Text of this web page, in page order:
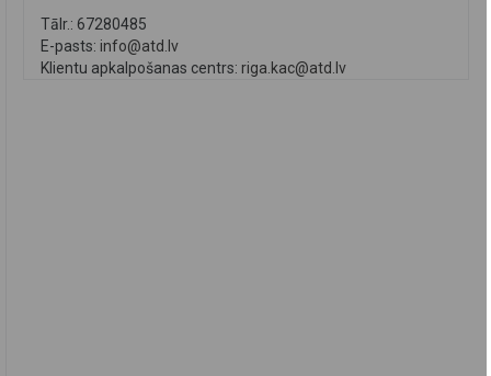
Tālr.: 67280485
E-pasts: info@atd.lv
Klientu apkalpošanas centrs: riga.kac@atd.lv